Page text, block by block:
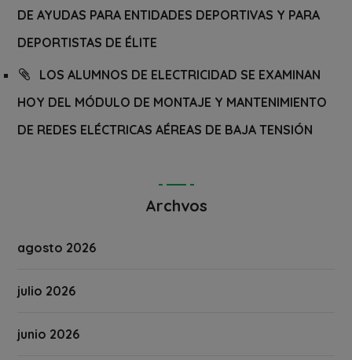
DE AYUDAS PARA ENTIDADES DEPORTIVAS Y PARA
DEPORTISTAS DE ÉLITE
LOS ALUMNOS DE ELECTRICIDAD SE EXAMINAN
HOY DEL MÓDULO DE MONTAJE Y MANTENIMIENTO
DE REDES ELÉCTRICAS AÉREAS DE BAJA TENSIÓN
Archvos
agosto 2026
julio 2026
junio 2026